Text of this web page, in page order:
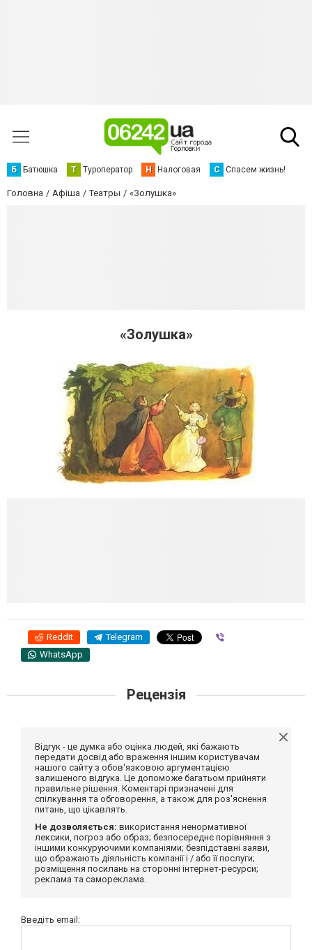
Б Батюшка Т Туроператор Н Налоговая С Спасем жизнь!
Головна Афіша Театры «Золушка»
«Золушка»
Reddit Telegram
WhatsApp
Рецензія
Відгук - це думка або оцінка людей, які бажають
передати досвід або враження іншим користувачам
нашого сайту з обов'язковою аргументацією
залишеного відгука. Це допоможе багатьом прийняти
правильне рішення. Коментарі призначені для
спілкування та обговорення, а також для роз'яснення
питань, що цікавлять.
Не дозволяється: використання ненормативної
лексики, погроз або образ; безпосереднє порівняння з
іншими конкуруючими компаніями; безпідставні заяви,
що ображають діяльність компанії і / або її послуги;
розміщення посилань на сторонні інтернет-ресурси;
реклама та самореклама.
Введіть email: